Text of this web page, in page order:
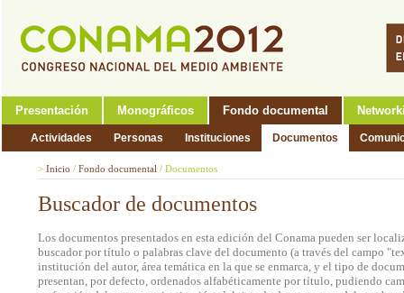
Presentación Monográficos Fondo documental
Actividades Personas Instituciones Documentos
> Inicio / Fondo documental / Documentos
Buscador de documentos
Los documentos presentados en esta edición del Conama pueden ser
buscador por título o palabras clave del documento (a través del campo
institución del autor, área temática en la que se enmarca, y el tipo de
presentan, por defecto, ordenados alfabéticamente por título, pudiendo